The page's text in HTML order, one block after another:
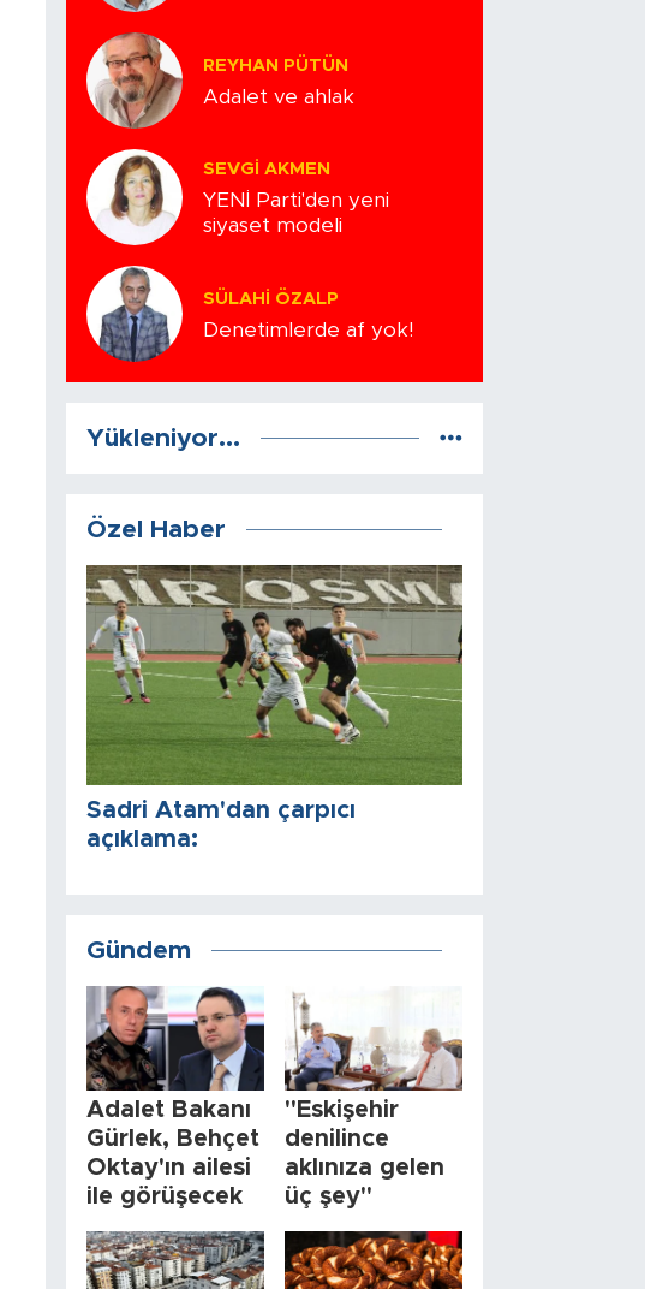
REYHAN PÜTÜN
Adalet ve ahlak
SEVGI AKMEN
YENİ Parti'den yeni
siyaset modeli
SÜLAHI ÖZALP
Denetimlerde af yok!
Yükleniyor...
Özel Haber
Sadri Atam'dan çarpıcı
açıklama:
Gündem
Adalet Bakanı
Gürlek, Behçet
Oktay'ın ailesi
ile görüşecek
"Eskişehir
denilince
aklınıza gelen
üç şey"